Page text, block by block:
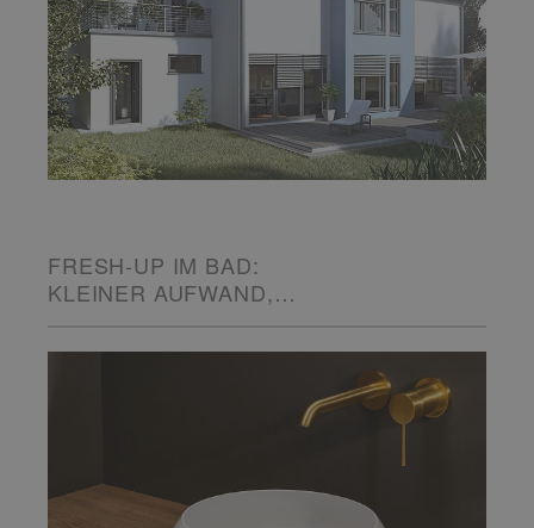
FRESH-UP IM BAD:
KLEINER AUFWAND,